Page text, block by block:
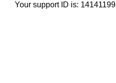
Your support ID is: